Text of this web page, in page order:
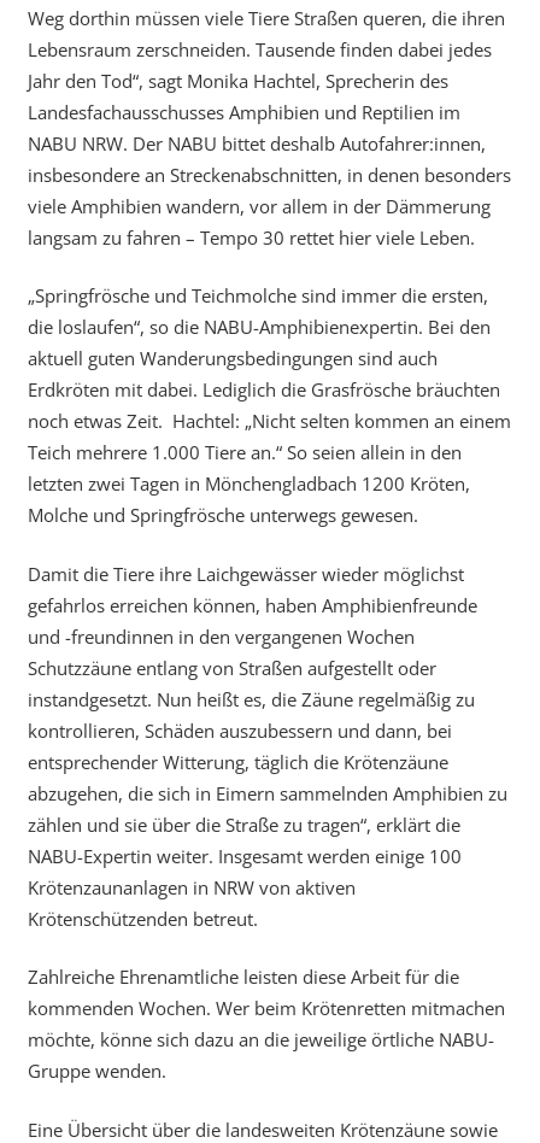
Weg dorthin müssen viele Tiere Straßen queren, die ihren
Lebensraum zerschneiden. Tausende finden dabei jedes
Jahr den Tod“, sagt Monika Hachtel, Sprecherin des
Landesfachausschusses Amphibien und Reptilien im
NABU NRW. Der NABU bittet deshalb Autofahrer:innen,
insbesondere an Streckenabschnitten, in denen besonders
viele Amphibien wandern, vor allem in der Dämmerung
langsam zu fahren – Tempo 30 rettet hier viele Leben.
„Springfrösche und Teichmolche sind immer die ersten,
die loslaufen“, so die NABU-Amphibienexpertin. Bei den
aktuell guten Wanderungsbedingungen sind auch
Erdkröten mit dabei. Lediglich die Grasfrösche bräuchten
noch etwas Zeit. Hachtel: „Nicht selten kommen an einem
Teich mehrere 1.000 Tiere an.“ So seien allein in den
letzten zwei Tagen in Mönchengladbach 1200 Kröten,
Molche und Springfrösche unterwegs gewesen.
Damit die Tiere ihre Laichgewässer wieder möglichst
gefahrlos erreichen können, haben Amphibienfreunde
und -freundinnen in den vergangenen Wochen
Schutzzäune entlang von Straßen aufgestellt oder
instandgesetzt. Nun heißt es, die Zäune regelmäßig zu
kontrollieren, Schäden auszubessern und dann, bei
entsprechender Witterung, täglich die Krötenzäune
abzugehen, die sich in Eimern sammelnden Amphibien zu
zählen und sie über die Straße zu tragen“, erklärt die
NABU-Expertin weiter. Insgesamt werden einige 100
Krötenzaunanlagen in NRW von aktiven
Krötenschützenden betreut.
Zahlreiche Ehrenamtliche leisten diese Arbeit für die
kommenden Wochen. Wer beim Krötenretten mitmachen
möchte, könne sich dazu an die jeweilige örtliche NABU-
Gruppe wenden.
Eine Übersicht über die landesweiten Krötenzäune sowie